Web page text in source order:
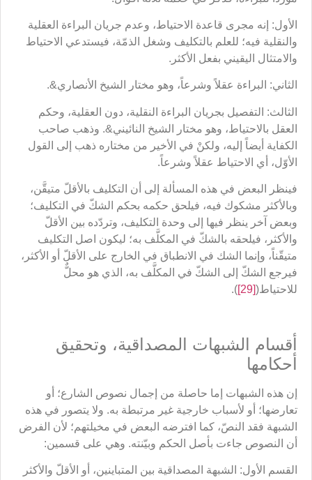
الأول: إنه مجرى قاعدة الاحتياط، وعدم جريان البراءة العقلية
والنقلية فيه؛ للعلم بالتكليف وشغل الذمّة، فيستدعي الاحتياط
والامتثال اليقيني بفعل الأكثر.
الثاني: البراءة عقلاً وشرعاً، وهو مختار الشيخ الأنصاري&.
الثالث: التفصيل بجريان البراءة النقلية، دون العقلية، وحكم
العقل بالاحتياط، وهو مختار الشيخ النائيني&. وذهب صاحب
الكفاية أيضاً إليه، ولكنْ في الأخير من مختاره ذهب إلى القول
الأوّل، أي الاحتياط عقلاً وشرعاً.
فينظر البعض في هذه المسألة إلى أن التكليف بالأقلّ متيقَّن،
وبالأكثر مشكوك فيه، فيلحق حكمه بحكم الشكّ في التكليف؛
وبعض آخر ينظر فيها إلى وحدة التكليف، وتردّده بين الأقلّ
والأكثر، فيلحقه بالشكّ في المكلَّف به؛ ليكون اصل التكليف
متيقّناً، وإنما الشك في الانطباق في الخارج على الأقلّ أو الأكثر،
فيرجع الشكّ إلى الشكّ في المكلَّف به، الذي هو محلٌّ
للاحتياط([29]
).
أقسام الشبهات المصداقية، وتحقيق
أحكامها
إن هذه الشبهات إما حاصلة من إجمال نصوص الشارع؛ أو
تعارضها؛ أو لأسباب خارجية غير مرتبطة به. ولا يتصور في هذه
الشبهة فقد النصّ، كما افترضه البعض في مخيلتهم؛ لأن الفرض
أن النصوص جاءت بأصل الحكم وبيّنته. وهي على قسمين:
القسم الأول: الشبهة المصداقية بين المتباينين، أو الأقلّ والأكثر